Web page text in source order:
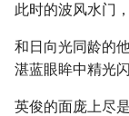
此时的波风水门
和日向光同龄的
湛蓝眼眸中精光闪
英俊的面庞上尽是